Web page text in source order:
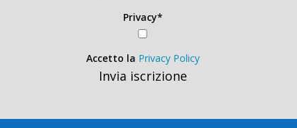
Privacy*
Accetto la Privacy Policy
Invia iscrizione